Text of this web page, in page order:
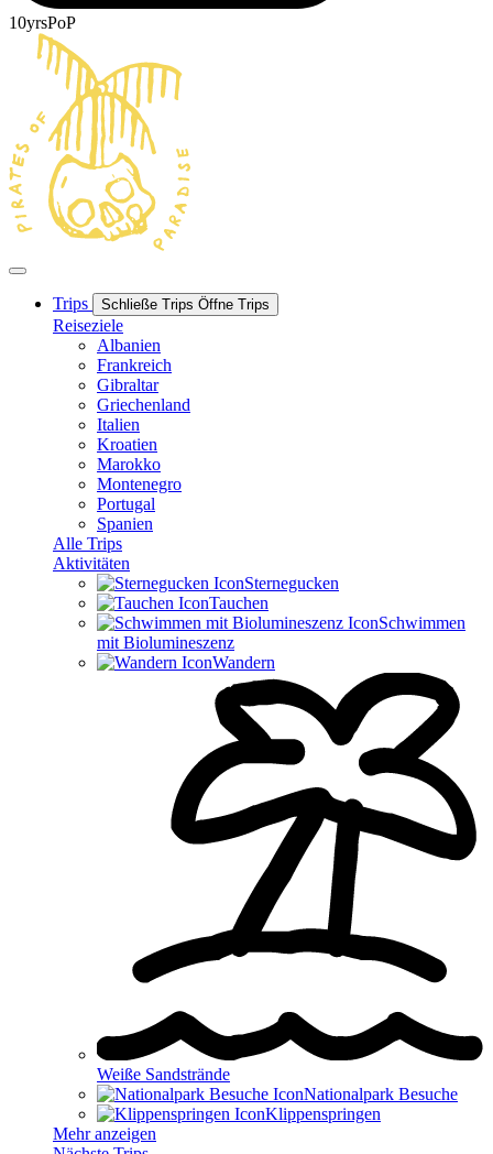
10yrsPoP
Trips Schließe Trips Öffne Trips
Reiseziele
Albanien
Frankreich
Gibraltar
Griechenland
Italien
Kroatien
Marokko
Montenegro
Portugal
Spanien
Alle Trips
Aktivitäten
Sternegucken
Tauchen
Schwimmen
mit Bio­­lumi­neszenz
Wandern
Weiße Sandstrände
Nationalpark Besuche
Klippen­springen
Mehr anzeigen